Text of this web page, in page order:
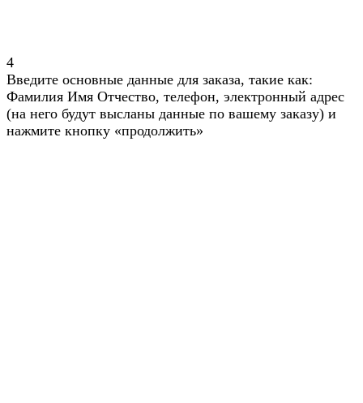
4
Введите основные данные для заказа, такие как:
Фамилия Имя Отчество, телефон, электронный адрес
(на него будут высланы данные по вашему заказу) и
нажмите кнопку «продолжить»